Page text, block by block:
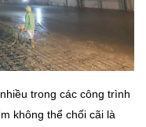
trong các công trình
không thể chối cãi là